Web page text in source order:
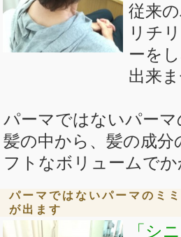
従来
リチ
ーを
出来
パーマではないパー
髪の中から、髪の成分
フトなボリュームで
パーマではないパーマのミ
が出ます
「シ